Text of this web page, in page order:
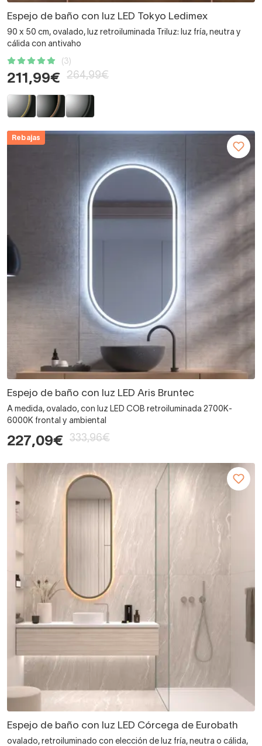
Espejo de baño con luz LED Tokyo Ledimex
90 x 50 cm, ovalado, luz retroiluminada Triluz: luz fría, neutra y
cálida con antivaho
(3)
211,99€ 264,99€
Rebajas
Espejo de baño con luz LED Aris Bruntec
A medida, ovalado, con luz LED COB retroiluminada 2700K-
6000K frontal y ambiental
227,09€ 333,96€
Espejo de baño con luz LED Córcega de Eurobath
ovalado, retroiluminado con elección de luz fría, neutra o cálida,